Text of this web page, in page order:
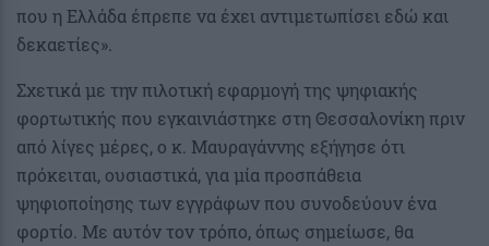
που η Ελλάδα έπρεπε να έχει αντιμετωπίσει εδώ και
δεκαετίες».
Σχετικά με την πιλοτική εφαρμογή της ψηφιακής
φορτωτικής που εγκαινιάστηκε στη Θεσσαλονίκη πριν
από λίγες μέρες, ο κ. Μαυραγάννης εξήγησε ότι
πρόκειται, ουσιαστικά, για μία προσπάθεια
ψηφιοποίησης των εγγράφων που συνοδεύουν ένα
φορτίο. Με αυτόν τον τρόπο, όπως σημείωσε, θα